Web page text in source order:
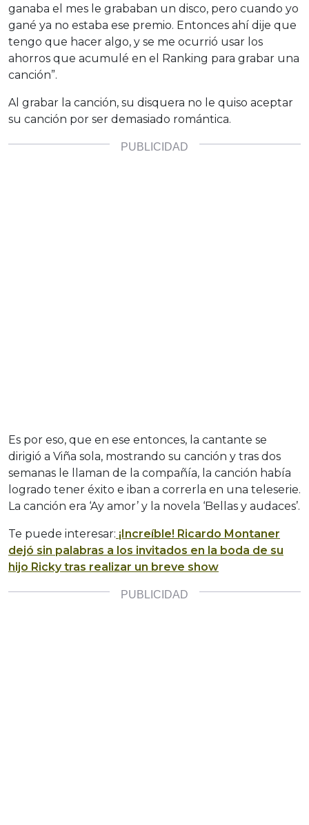
ganaba el mes le grababan un disco, pero cuando yo
gané ya no estaba ese premio. Entonces ahí dije que
tengo que hacer algo, y se me ocurrió usar los
ahorros que acumulé en el Ranking para grabar una
canción”.
Al grabar la canción, su disquera no le quiso aceptar
su canción por ser demasiado romántica.
Es por eso, que en ese entonces, la cantante se
dirigió a Viña sola, mostrando su canción y tras dos
semanas le llaman de la compañía, la canción había
logrado tener éxito e iban a correrla en una teleserie.
La canción era ‘Ay amor’ y la novela ‘Bellas y audaces’.
Te puede interesar: ¡Increíble! Ricardo Montaner
dejó sin palabras a los invitados en la boda de su
hijo Ricky tras realizar un breve show